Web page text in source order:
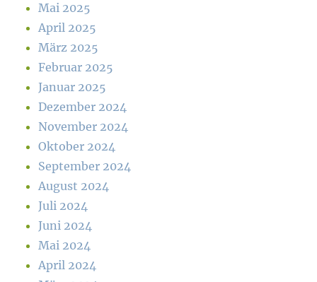
Mai 2025
April 2025
März 2025
Februar 2025
Januar 2025
Dezember 2024
November 2024
Oktober 2024
September 2024
August 2024
Juli 2024
Juni 2024
Mai 2024
April 2024